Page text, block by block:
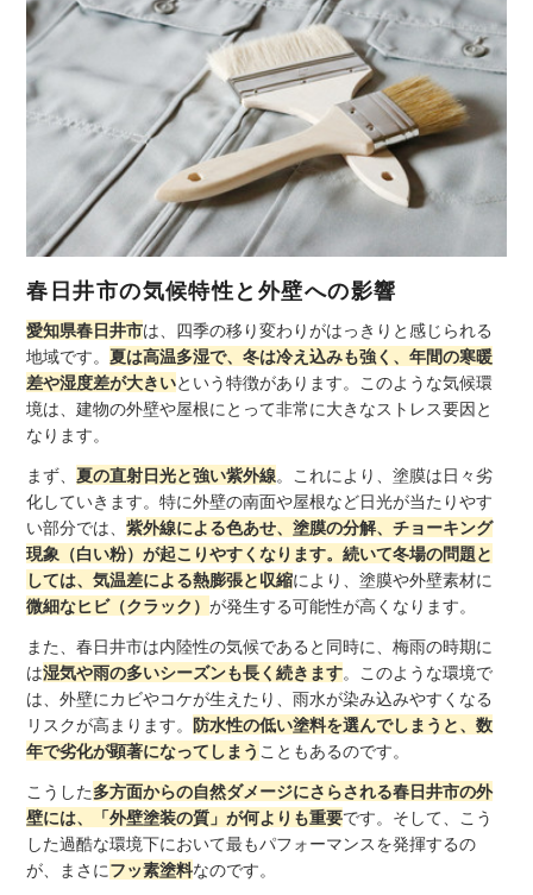
春日井市の気候特性と外壁への影響
愛知県春日井市は、四季の移り変わりがはっきりと感じられる
地域です。夏は高温多湿で、冬は冷え込みも強く、年間の寒暖
差や湿度差が大きいという特徴があります。このような気候環
境は、建物の外壁や屋根にとって非常に大きなストレス要因と
なります。
まず、夏の直射日光と強い紫外線。これにより、塗膜は日々劣
化していきます。特に外壁の南面や屋根など日光が当たりやす
い部分では、紫外線による色あせ、塗膜の分解、チョーキング
現象（白い粉）が起こりやすくなります。続いて冬場の問題と
しては、気温差による熱膨張と収縮により、塗膜や外壁素材に
微細なヒビ（クラック）が発生する可能性が高くなります。
また、春日井市は内陸性の気候であると同時に、梅雨の時期に
は湿気や雨の多いシーズンも長く続きます。このような環境で
は、外壁にカビやコケが生えたり、雨水が染み込みやすくなる
リスクが高まります。 防水性の低い塗料を選んでしまうと、数
年で劣化が顕著になってしまう こともあるのです。
こうした多方面からの自然ダメージにさらされる春日井市の外
壁には、「外壁塗装の質」が何よりも重要です。そして、こう
した過酷な環境下において最もパフォーマンスを発揮するの
が、まさにフッ素塗料なのです。